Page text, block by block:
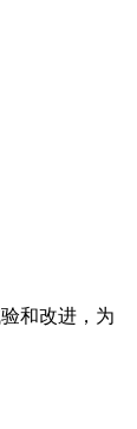
和改进，为